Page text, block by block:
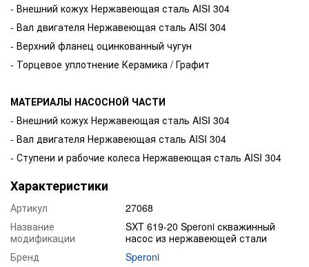
- Внешний кожух Нержавеющая сталь AISI 304
- Вал двигателя Нержавеющая сталь AISI 304
- Верхний фланец оцинкованный чугун
- Торцевое уплотнение Керамика / Графит
МАТЕРИАЛЫ НАСОСНОЙ ЧАСТИ
- Внешний кожух Нержавеющая сталь AISI 304
- Вал двигателя Нержавеющая сталь AISI 304
- Ступени и рабочие колеса Нержавеющая сталь AISI 304
Характеристики
Артикул
27068
Название
модификации
SXT 619-20 Speroni скважинный
насос из нержавеющей стали
Бренд
Speroni